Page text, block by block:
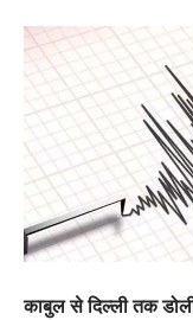
काबुल से दिल्ली तक